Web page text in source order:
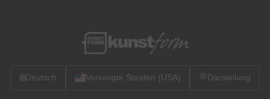
🌐Deutsch Vereinigte Staaten (USA) Darstellung